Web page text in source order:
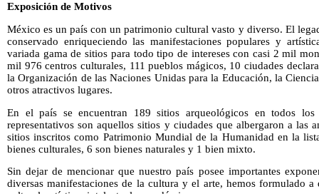
Exposición de Motivos
México es un país con un patrimonio cultural vasto y diverso. El
conservado enriqueciendo las manifestaciones populares y
variada gama de sitios para todo tipo de intereses con casi 2 mil
mil 976 centros culturales, 111 pueblos mágicos, 10 ciudades
la Organización de las Naciones Unidas para la Educación, la
otros atractivos lugares.
En el país se encuentran 189 sitios arqueológicos en todos
representativos son aquellos sitios y ciudades que albergaron a las
sitios inscritos como Patrimonio Mundial de la Humanidad en la
bienes culturales, 6 son bienes naturales y 1 bien mixto.
Sin dejar de mencionar que nuestro país posee importantes
diversas manifestaciones de la cultura y el arte, hemos formulado a